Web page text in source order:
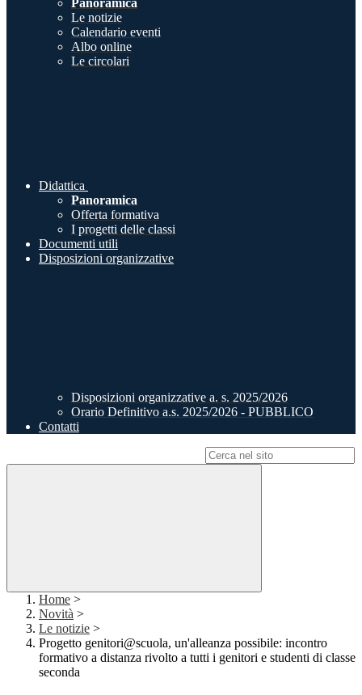
Panoramica
Le notizie
Calendario eventi
Albo online
Le circolari
Didattica
Panoramica
Offerta formativa
I progetti delle classi
Documenti utili
Disposizioni organizzative
Disposizioni organizzative a. s. 2025/2026
Orario Definitivo a.s. 2025/2026 - PUBBLICO
Contatti
Home >
Novità >
Le notizie >
Progetto genitori@scuola, un'alleanza possibile: incontro
formativo a distanza rivolto a tutti i genitori e studenti di classe
seconda